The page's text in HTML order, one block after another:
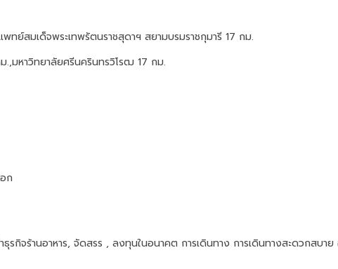
ทย์สมเด็จพระเทพรัตนราชสุดาฯ สยามบรมราชกุมารี 17 กม.
.,มหาวิทยาลัยศรีนครินทรวิโรฒ 17 กม.
ก
รกิจร้านอาหาร, จัดสรร , ลงทุนในอนาคต การเดินทาง การเดินทางสะดวกสบาย